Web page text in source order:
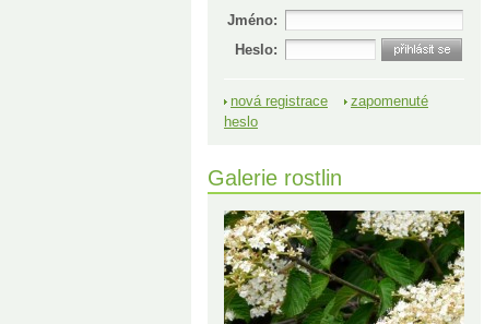
Jméno:
Heslo:
nová registrace
zapomenuté
heslo
Galerie rostlin